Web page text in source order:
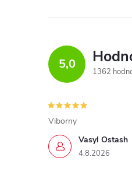
5,0 1362
Vasyl Ostash
4.8.2026
Viborny